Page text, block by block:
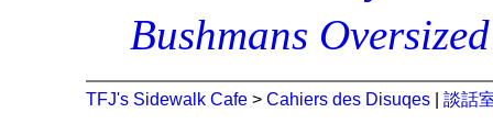
Bushmans
TFJ's Sidewalk Cafe >Cahiers des Disuqes |談話